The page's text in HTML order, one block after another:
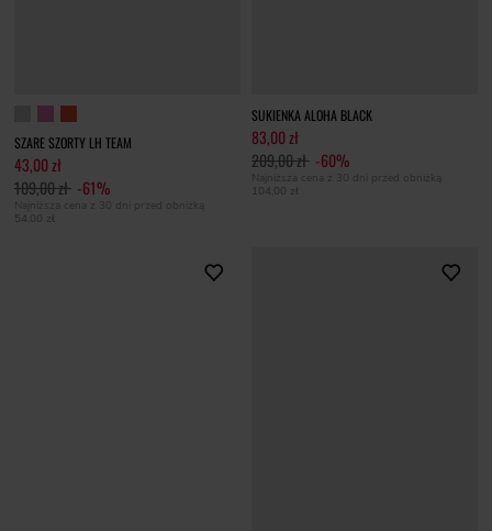
SZARE SZORTY LH TEAM
43,00 zł
109,00 zł -61%
Najniższa cena z 30 dni przed obniżką
54,00 zł
SUKIENKA ALOHA BLACK
83,00 zł
209,00 zł -60%
Najniższa cena z 30 dni przed obniżką
104,00 zł